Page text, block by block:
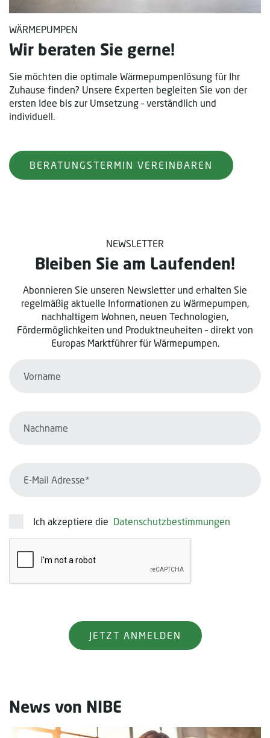
WÄRMEPUMPEN
Wir beraten Sie gerne!
Sie möchten die optimale Wärmepumpenlösung für Ihr
Zuhause finden? Unsere Experten begleiten Sie von der
ersten Idee bis zur Umsetzung – verständlich und
individuell.
BERATUNGSTERMIN VEREINBAREN
NEWSLETTER
Bleiben Sie am Laufenden!
Abonnieren Sie unseren Newsletter und erhalten Sie
regelmäßig aktuelle Informationen zu Wärmepumpen,
nachhaltigem Wohnen, neuen Technologien,
Fördermöglichkeiten und Produktneuheiten – direkt von
Europas Marktführer für Wärmepumpen.
Ich akzeptiere die Datenschutzbestimmungen
News von NIBE